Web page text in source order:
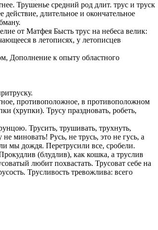
Трушенье средний род длит. трус и труск
длительное и окончательное
от Матфея Бысть трус на небеса велик:
в летописях, у летописцев
Дополнение к опыту областного
противоположное, в противоположном
(хрупки). Трусу праздновать, робеть,
Трусить, трушивать, трухнуть,
не миновать! Русь, не трусь, это не гусь, а
мы дождя. Перетрусили все, сробели.
(блудлив), как кошка, а труслив
любит похвастать. Трусоват себе на
Трусливость тревожлива: всего